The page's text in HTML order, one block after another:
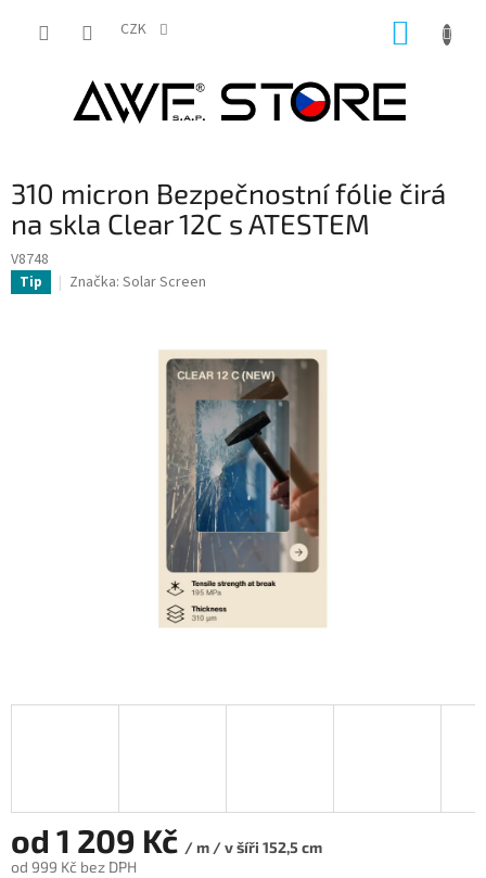
CZK
310 micron Bezpečnostní fólie čirá
na skla Clear 12C s ATESTEM
V8748
Tip Značka: Solar Screen
od 1 209 Kč / m / v šíři 152,5 cm
od 999 Kč bez DPH